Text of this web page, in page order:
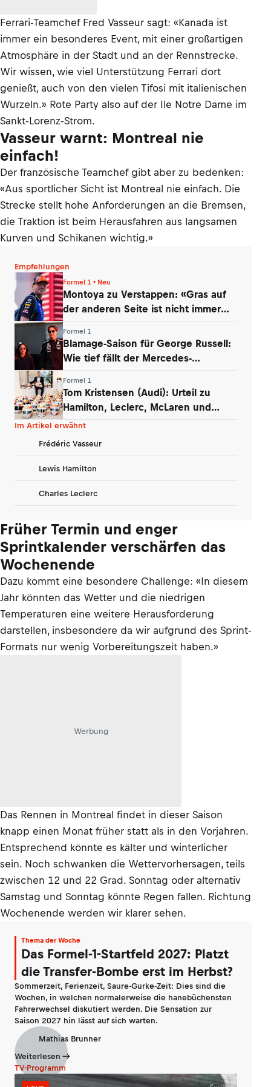
Ferrari-Teamchef Fred Vasseur sagt: «Kanada ist
immer ein besonderes Event, mit einer großartigen
Atmosphäre in der Stadt und an der Rennstrecke.
Wir wissen, wie viel Unterstützung Ferrari dort
genießt, auch von den vielen Tifosi mit italienischen
Wurzeln.» Rote Party also auf der Ile Notre Dame im
Sankt-Lorenz-Strom.
Vasseur warnt: Montreal nie
einfach!
Der französische Teamchef gibt aber zu bedenken:
«Aus sportlicher Sicht ist Montreal nie einfach. Die
Strecke stellt hohe Anforderungen an die Bremsen,
die Traktion ist beim Herausfahren aus langsamen
Kurven und Schikanen wichtig.»
Empfehlungen
Formel 1 • Neu
Montoya zu Verstappen: «Gras auf
der anderen Seite ist nicht immer
Formel 1
Blamage-Saison für George Russell:
Wie tief fällt der Mercedes-
Formel 1
Tom Kristensen (Audi): Urteil zu
Hamilton, Leclerc, McLaren und
Verstappen
Im Artikel erwähnt
Frédéric Vasseur
Lewis Hamilton
Charles Leclerc
Früher Termin und enger
Sprintkalender verschärfen das
Wochenende
Dazu kommt eine besondere Challenge: «In diesem
Jahr könnten das Wetter und die niedrigen
Temperaturen eine weitere Herausforderung
darstellen, insbesondere da wir aufgrund des Sprint-
Formats nur wenig Vorbereitungszeit haben.»
Werbung
Das Rennen in Montreal findet in dieser Saison
knapp einen Monat früher statt als in den Vorjahren.
Entsprechend könnte es kälter und winterlicher
sein. Noch schwanken die Wettervorhersagen, teils
zwischen 12 und 22 Grad. Sonntag oder alternativ
Samstag und Sonntag könnte Regen fallen. Richtung
Wochenende werden wir klarer sehen.
Thema der Woche
Das Formel-1-Startfeld 2027: Platzt
die Transfer-Bombe erst im Herbst?
Sommerzeit, Ferienzeit, Saure-Gurke-Zeit: Dies sind die
Wochen, in welchen normalerweise die hanebüchensten
Fahrerwechsel diskutiert werden. Die Sensation zur
Saison 2027 hin lässt auf sich warten.
Mathias Brunner
Weiterlesen
TV-Programm